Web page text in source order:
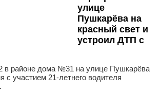
улице
Пушкарёва на
красный свет и
устроил ДТП с
в районе дома №31 на улице Пушкарёва
с участием 21-летнего водителя